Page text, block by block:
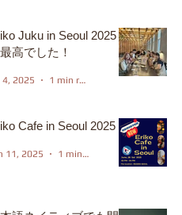
Juku in Seoul 2025
高でした！
4, 2025 1 min read
Cafe in Seoul 2025
11, 2025 1 min read